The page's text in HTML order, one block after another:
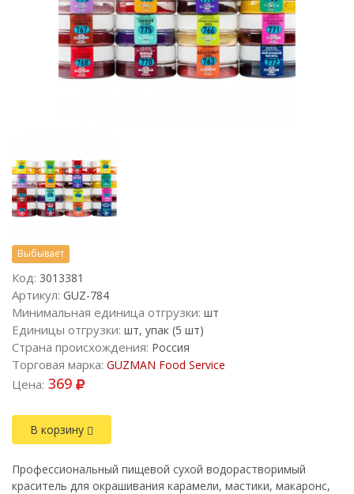
Выбывает
Код: 3013381
Артикул: GUZ-784
Минимальная единица отгрузки: шт
Единицы отгрузки: шт, упак (5 шт)
Страна происхождения: Россия
Торговая марка: GUZMAN Food Service
Цена: 369
В корзину
Профессиональный пищевой сухой водорастворимый
краситель для окрашивания карамели, мастики, макаронс,